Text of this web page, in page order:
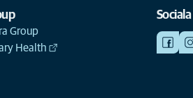
Group
Health